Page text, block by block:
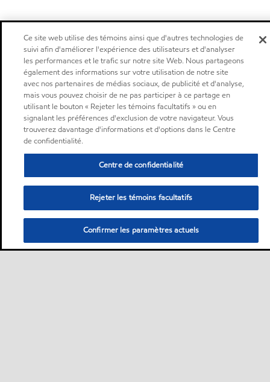
Ce site web utilise des témoins ainsi que d'autres technologies de
suivi afin d'améliorer l'expérience des utilisateurs et d'analyser
les performances et le trafic sur notre site Web. Nous partageons
également des informations sur votre utilisation de notre site
avec nos partenaires de médias sociaux, de publicité et d'analyse,
mais vous pouvez choisir de ne pas participer à ce partage en
utilisant le bouton « Rejeter les témoins facultatifs » ou en
signalant les préférences d'exclusion de votre navigateur. Vous
trouverez davantage d'informations et d'options dans le Centre
de confidentialité.
Centre de confidentialité
Rejeter les témoins facultatifs
Confirmer les paramètres actuels